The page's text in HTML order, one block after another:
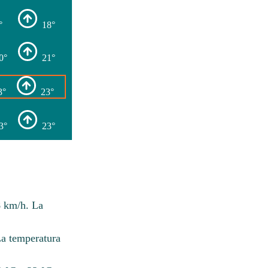
18°
21°
23°
23°
km/h. La
temperatura